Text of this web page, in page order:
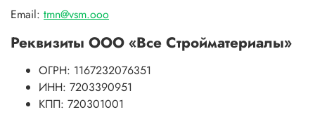
Email: tmn@vsm.ooo
Реквизиты ООО «Все Стройматериалы»
ОГРН: 1167232076351
ИНН: 7203390951
КПП: 720301001